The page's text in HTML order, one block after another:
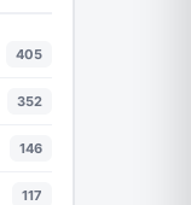
405
352
146
117